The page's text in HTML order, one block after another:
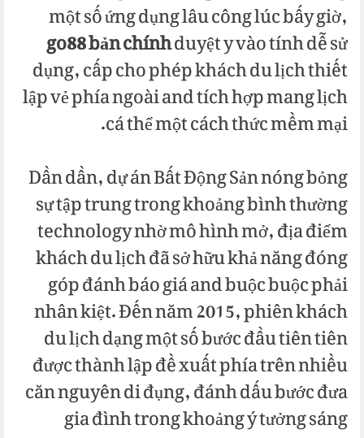
một số ứng dụng lâu công lúc bấy giờ,
go88 bản chínhduyệt y vào tính dễ sử
dụng, cấp cho phép khách du lịch thiết
lập vẻ phía ngoài and tích hợp mang lịch
cá thể một cách thức mềm mại.
Dần dần, dự án Bất Động Sản nóng bỏng
sự tập trung trong khoảng bình thường
technology nhờ mô hình mở, địa điểm
khách du lịch đã sở hữu khả năng đóng
góp đánh báo giá and buộc buộc phải
nhân kiệt. Đến năm 2015, phiên khách
du lịch dạng một số bước đầu tiên tiên
được thành lập đề xuất phía trên nhiều
căn nguyên di đụng, đánh dấu bước đưa
gia đình trong khoảng ý tưởng sáng